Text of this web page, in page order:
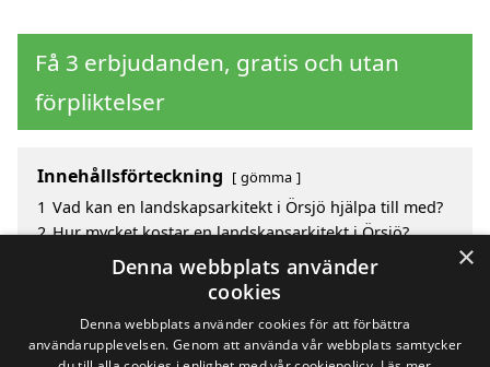
Få 3 erbjudanden, gratis och utan
förpliktelser
Innehållsförteckning gömma
1 Vad kan en landskapsarkitekt i Örsjö hjälpa till med?
2 Hur mycket kostar en landskapsarkitekt i Örsjö?
Fördelar med att välja landskapsarkitekt i Örsjö
Sök efter en skicklig landskapsarkitekt i de
omgivande städerna Örsjö
×
Denna webbplats använder
cookies
Denna webbplats använder cookies för att förbättra
användarupplevelsen. Genom att använda vår webbplats samtycker